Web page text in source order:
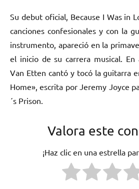
Su debut oficial, Because I Was in
canciones confesionales y con la
instrumento, apareció en la
el inicio de su carrera musical. En
Van Etten cantó y tocó la guitarra
Home», escrita por Jeremy Joyce
´s Prison.
Valora este
¡Haz clic en una estrella